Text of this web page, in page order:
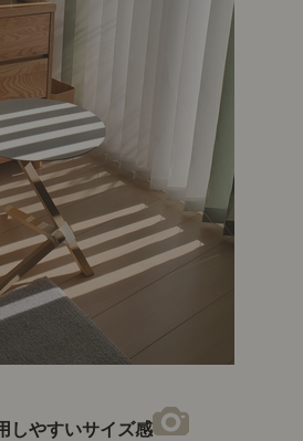
しやすいサイズ感